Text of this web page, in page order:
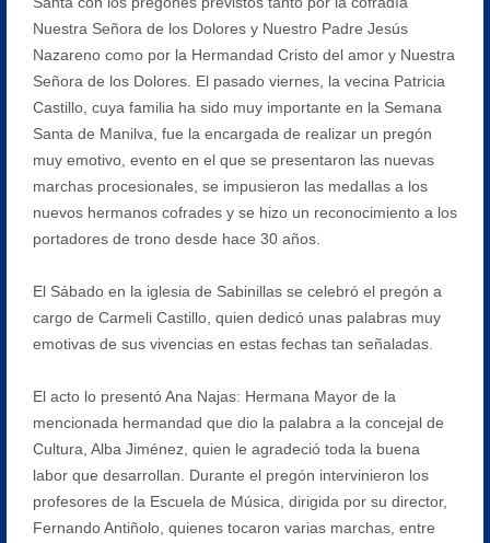
Nuestra Señora de los Dolores y Nuestro Padre Jesús
Nazareno como por la Hermandad Cristo del amor y Nuestra
Señora de los Dolores. El pasado viernes, la vecina Patricia
Castillo, cuya familia ha sido muy importante en la Semana
Santa de Manilva, fue la encargada de realizar un pregón
muy emotivo, evento en el que se presentaron las nuevas
marchas procesionales, se impusieron las medallas a los
nuevos hermanos cofrades y se hizo un reconocimiento a los
portadores de trono desde hace 30 años.
El Sábado en la iglesia de Sabinillas se celebró el pregón a
cargo de Carmeli Castillo, quien dedicó unas palabras muy
emotivas de sus vivencias en estas fechas tan señaladas.
El acto lo presentó Ana Najas: Hermana Mayor de la
mencionada hermandad que dio la palabra a la concejal de
Cultura, Alba Jiménez, quien le agradeció toda la buena
labor que desarrollan. Durante el pregón intervinieron los
profesores de la Escuela de Música, dirigida por su director,
Fernando Antiñolo, quienes tocaron varias marchas, entre